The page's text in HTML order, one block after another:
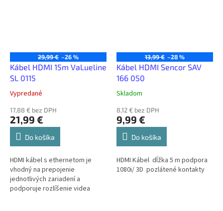
29,99 € –26 %
Kábel HDMI 15m VaLueline
SL 0115
Vypredané
17,88 € bez DPH
21,99 €
Do košíka
HDMI kábel s ethernetom je
vhodný na prepojenie
jednotlivých zariadení a
podporuje rozlíšenie videa
13,99 € –28 %
Kábel HDMI Sencor SAV
166 050
Skladom
8,12 € bez DPH
9,99 €
Do košíka
HDMI Kábel dĺžka 5 m podpora
1080i/ 3D pozlátené kontakty